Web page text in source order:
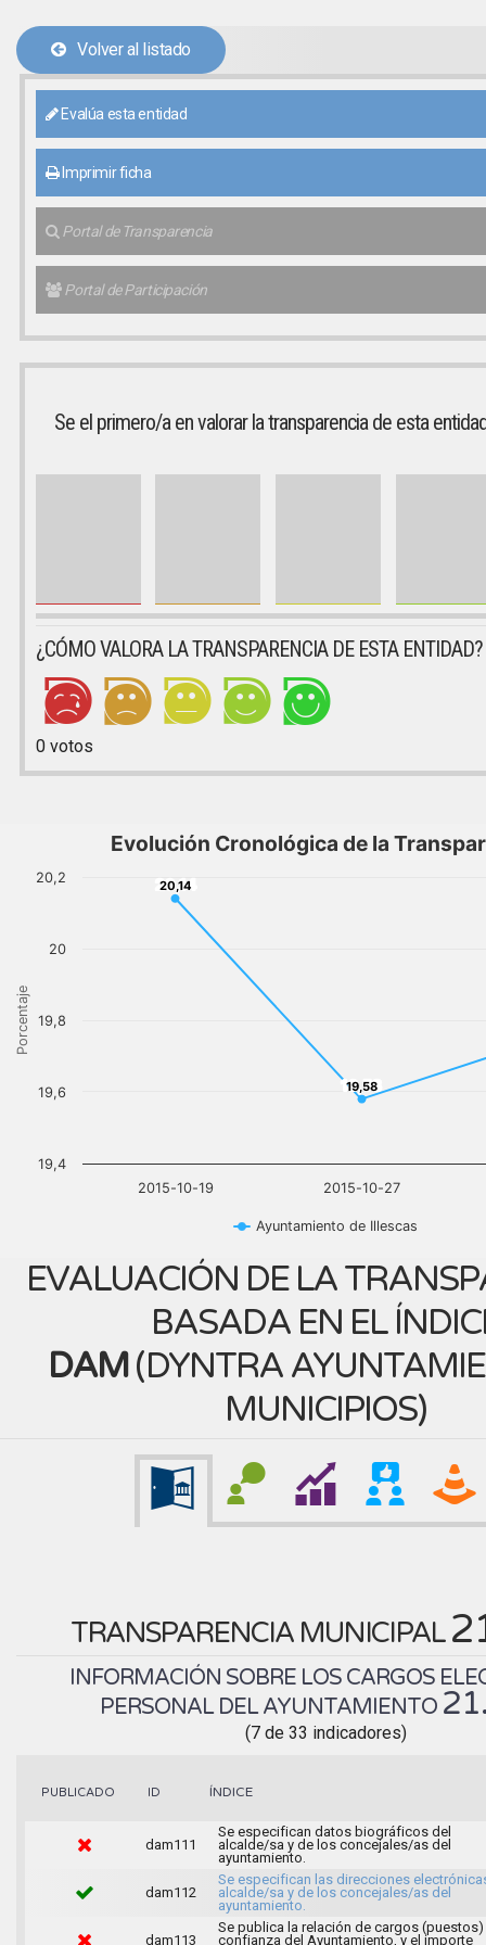
Volver al listado
Evalúa esta entidad
Imprimir ficha
Portal de Transparencia
Portal de Participación
Se el primero/a en valorar la transparencia de esta
¿CÓMO VALORA LA TRANSPARENCIA DE ESTA ENTIDAD?
0votos
Porcentaje
Evolución Cronológica de la
20,14
20,14
19,58
19,58
Ayuntamiento de Illescas
2015-10-19 2015-10-27
19,4
19,6
19,8
20
20,2
EVALUACIÓN DE LA
BASADA EN EL
DAM(DYNTRA
MUNICIPIOS)
TRANSPARENCIA MUNICIPAL
INFORMACIÓN SOBRE LOS CARGOS
PERSONAL DEL AYUNTAMIENTO
(7 de 33 indicadores)
PUBLICADO ID ÍNDICE
dam111
Se especifican datos biográficos del
alcalde/sa y de los concejales/as del
ayuntamiento.
dam112
Se especifican las direcciones
alcalde/sa y de los concejales/as del
ayuntamiento.
dam113
Se publica la relación de cargos
confianza del Ayuntamiento, y el importe